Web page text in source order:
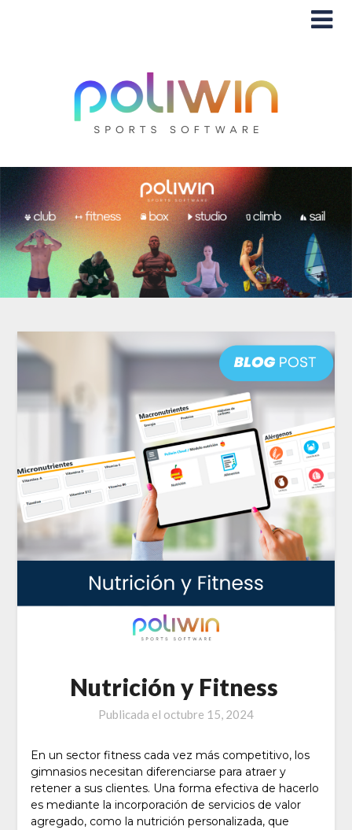
Nutrición y Fitness
Publicada el octubre 15, 2024
En un sector fitness cada vez más competitivo, los
gimnasios necesitan diferenciarse para atraer y
retener a sus clientes. Una forma efectiva de hacerlo
es mediante la incorporación de servicios de valor
agregado, como la nutrición personalizada, que